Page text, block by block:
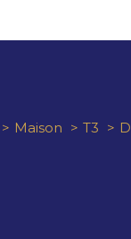
Maison T3